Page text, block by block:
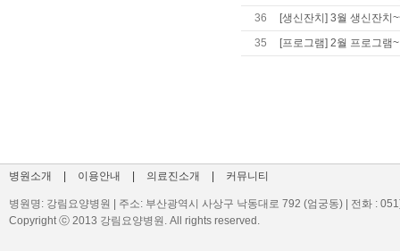
36
[생신잔치] 3월 생신잔치
35
[프로그램] 2월 프로그램~
병원소개 이용안내 의료진소개 커뮤니티
병원명: 강림요양병원 | 주소: 부산광역시 사상구 낙동대로 792 (엄궁동) | 전화 :
Copyright ⓒ 2013 강림요양병원. All rights reserved.